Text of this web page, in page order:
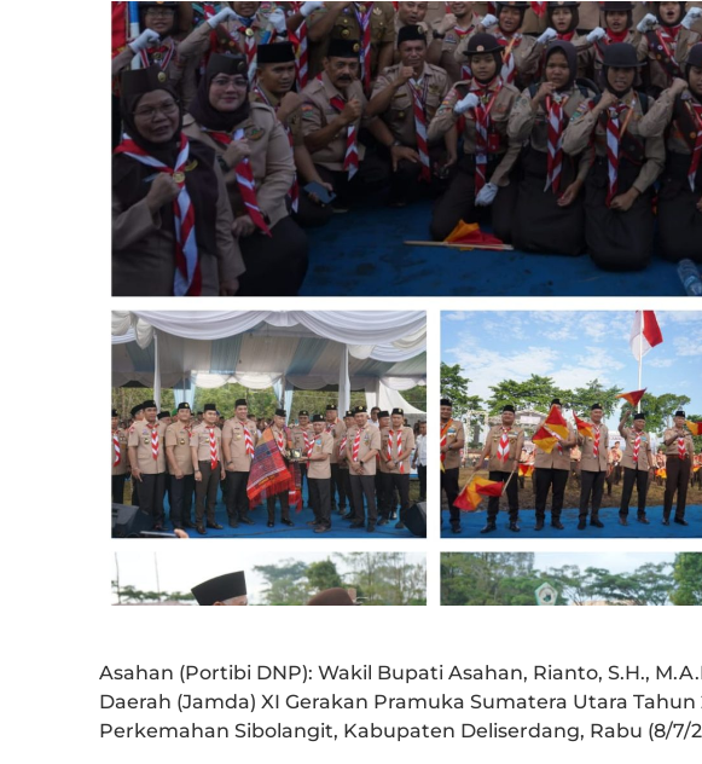
Asahan (Portibi DNP): Wakil Bupati Asahan, Rianto, S.H.,
Daerah (Jamda) XI Gerakan Pramuka Sumatera Utara
Perkemahan Sibolangit, Kabupaten Deliserdang, Rabu (8/7/